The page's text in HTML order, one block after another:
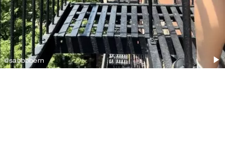
@sabbbbern